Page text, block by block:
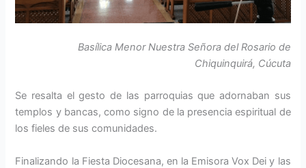
Basílica Menor Nuestra Señora del Rosario de
Chiquinquirá, Cúcuta
Se resalta el gesto de las parroquias que adornaban sus
templos y bancas, como signo de la presencia espiritual de
los fieles de sus comunidades.
Finalizando la Fiesta Diocesana, en la Emisora Vox Dei y las